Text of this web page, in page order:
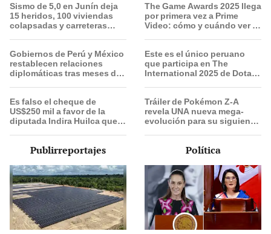
Sismo de 5,0 en Junín deja
15 heridos, 100 viviendas
colapsadas y carreteras
Gobiernos de Perú y México
restablecen relaciones
diplomáticas tras meses de
Es falso el cheque de
US$250 mil a favor de la
diputada Indira Huilca que
The Game Awards 2025 llega
por primera vez a Prime
Video: cómo y cuándo ver el
Este es el único peruano
que participa en The
International 2025 de Dota 2
Tráiler de Pokémon Z-A
revela UNA nueva mega-
evolución para su siguiente
Publirreportajes Política